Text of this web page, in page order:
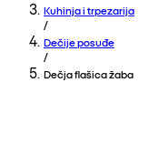
Kuhinja i trpezarija
/
Dečije posuđe
/
Dečja flašica žaba